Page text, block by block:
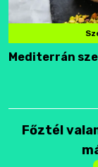
Mediterrán
Főztél